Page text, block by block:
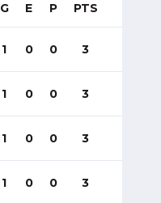
G E P PTS
1 0 0 3
1 0 0 3
1 0 0 3
1 0 0 3